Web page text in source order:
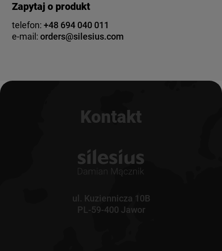
Zapytaj o produkt
telefon: +48 694 040 011
e-mail: orders@silesius.com
Kontakt
ul. Kuziennicza 10B
PL-59-400 Jawor